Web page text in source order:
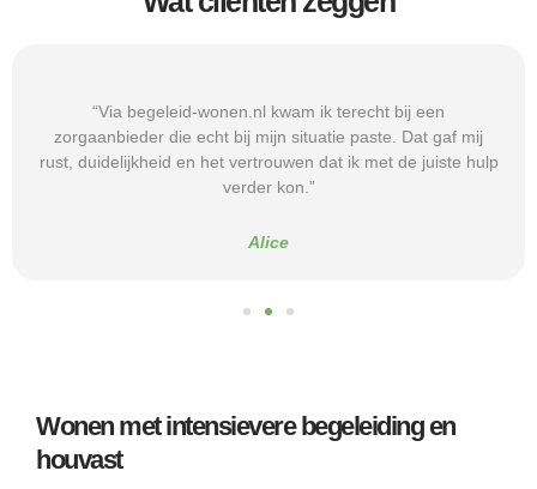
“Via begeleid-wonen.nl kwam ik terecht bij een
zorgaanbieder die echt bij mijn situatie paste. Dat gaf mij
rust, duidelijkheid en het vertrouwen dat ik met de juiste hulp
verder kon.”
Alice
Wonen met intensievere begeleiding en
houvast